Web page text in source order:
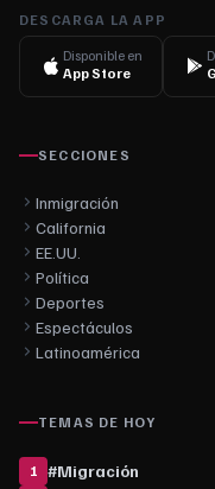
DESCARGA LA APP
Disponible en
App Store
SECCIONES
Inmigración
California
EE.UU.
Política
Deportes
Espectáculos
Latinoamérica
TEMAS DE HOY
1 #Migración